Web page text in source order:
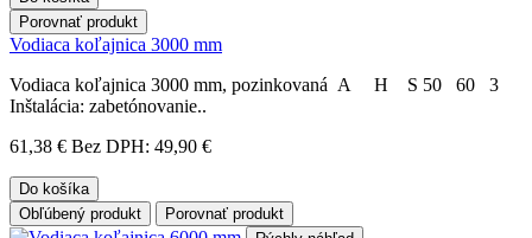
Porovnať produkt
Vodiaca koľajnica 3000 mm
Vodiaca koľajnica 3000 mm, pozinkovaná A H S 50 60 3
Inštalácia: zabetónovanie..
61,38 € Bez DPH: 49,90 €
Do košíka
Obľúbený produkt
Porovnať produkt